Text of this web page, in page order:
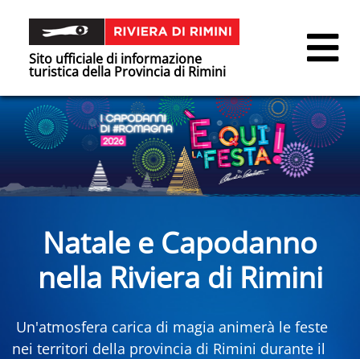
Sito ufficiale di informazione
turistica della Provincia di Rimini
Natale e Capodanno
nella Riviera di Rimini
Un'atmosfera carica di magia animerà le feste
nei territori della provincia di Rimini durante il